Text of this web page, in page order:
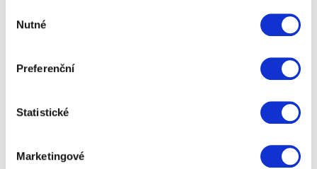
souhlasu
Nutné
Preferenční
Statistické
Marketingové
Fotbal se u nás těší veliké oblibě a tento speciální
Zobrazit více